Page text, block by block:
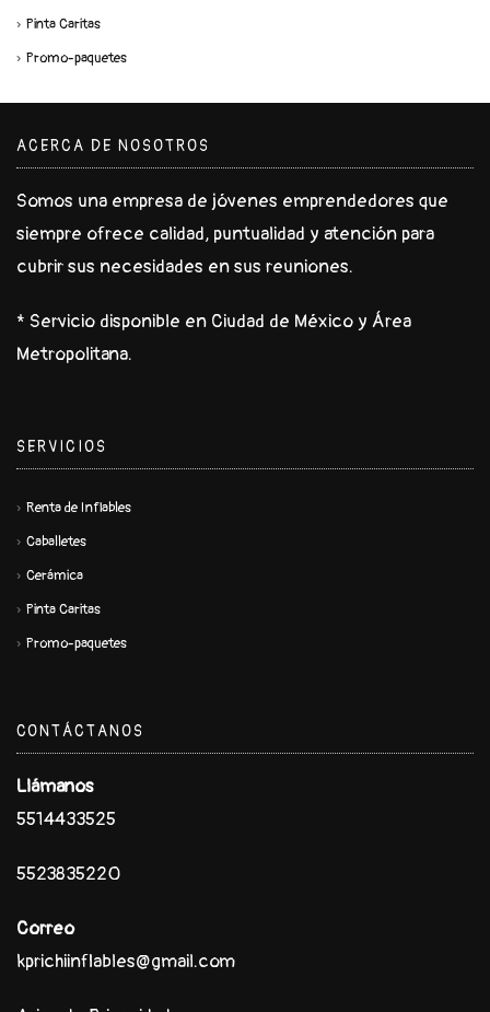
Pinta Caritas
Promo-paquetes
ACERCA DE NOSOTROS
Somos una empresa de jóvenes emprendedores que
siempre ofrece calidad, puntualidad y atención para
cubrir sus necesidades en sus reuniones.
* Servicio disponible en Ciudad de México y Área
Metropolitana.
SERVICIOS
Renta de Inflables
Caballetes
Cerámica
Pinta Caritas
Promo-paquetes
CONTÁCTANOS
Llámanos
5514433525
5523835220
Correo
kprichiinflables@gmail.com